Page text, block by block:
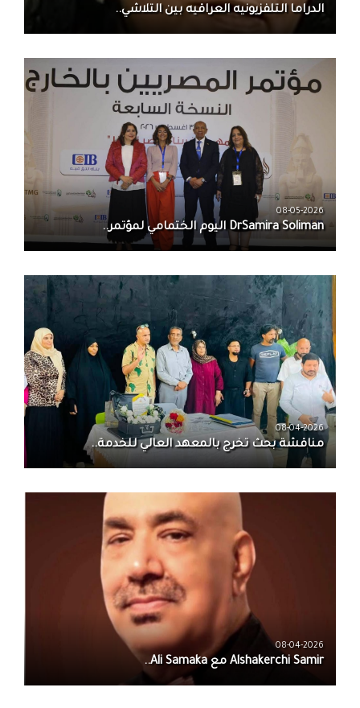
الدراما التلفزيونيه العراقيه بين التلاشي..
08-05-2026
DrSamira Soliman اليوم الختمامي لمؤتمر..
08-04-2026
مناقشة بحث تخرج بالمعهد العالي للخدمة..
08-04-2026